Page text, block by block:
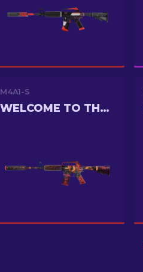
M4A1-S
WELCOME TO THE JUNGLE